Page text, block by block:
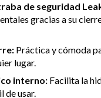
de seguridad
gracias a su
Práctica y cómoda
lugar.
interno: Facilita la
de usar.